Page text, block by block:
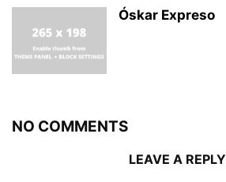
Óskar Expreso
NO COMMENTS
LEAVE A REPLY